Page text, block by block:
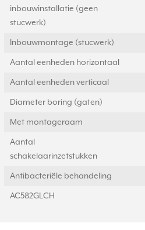
inbouwinstallatie (geen
stucwerk)
Inbouwmontage (stucwerk)
Aantal eenheden horizontaal
Aantal eenheden verticaal
Diameter boring (gaten)
Met montageraam
Aantal
schakelaarinzetstukken
Antibacteriële behandeling
AC582GLCH